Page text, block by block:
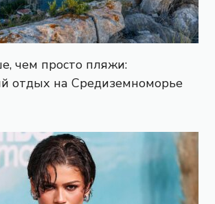
чем просто пляжи:
отдых на Средиземноморье